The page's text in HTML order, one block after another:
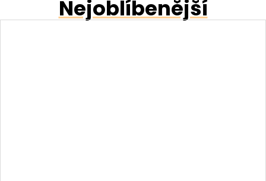
Nejoblíbenější